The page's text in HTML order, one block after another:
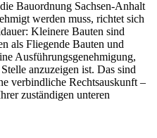
Bauordnung Sachsen-Anhalt
werden muss, richtet sich
Kleinere Bauten sind
als Fliegende Bauten und
Ausführungsgenehmigung,
anzuzeigen ist. Das sind
verbindliche Rechtsauskunft –
zuständigen unteren